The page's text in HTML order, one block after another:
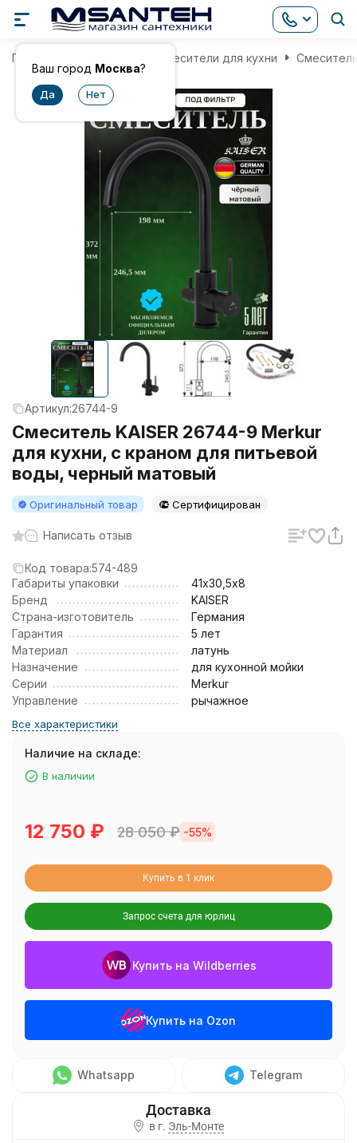
Ваш город Москва?
Главная Смесители для кухни
Артикул:26744-9
Смеситель KAISER 26744-9 Merkur
для кухни, с краном для питьевой
воды, черный матовый
Оригинальный товар Сертифицирован
Написать отзыв
Код товара:574-489
Габариты упаковки
41х30,5х8
Бренд
KAISER
Страна-изготовитель
Германия
Гарантия
5 лет
Материал
латунь
Назначение
для кухонной мойки
Серии
Merkur
Управление
рычажное
Все характеристики
Наличие на складе:
В наличии
12 750 ₽ 28 050₽ -55%
Купить в 1 клик
Запрос счета для юрлиц
Купить на Wildberries
Купить на Ozon
Whatsapp Telegram
в г. Эль-Монте